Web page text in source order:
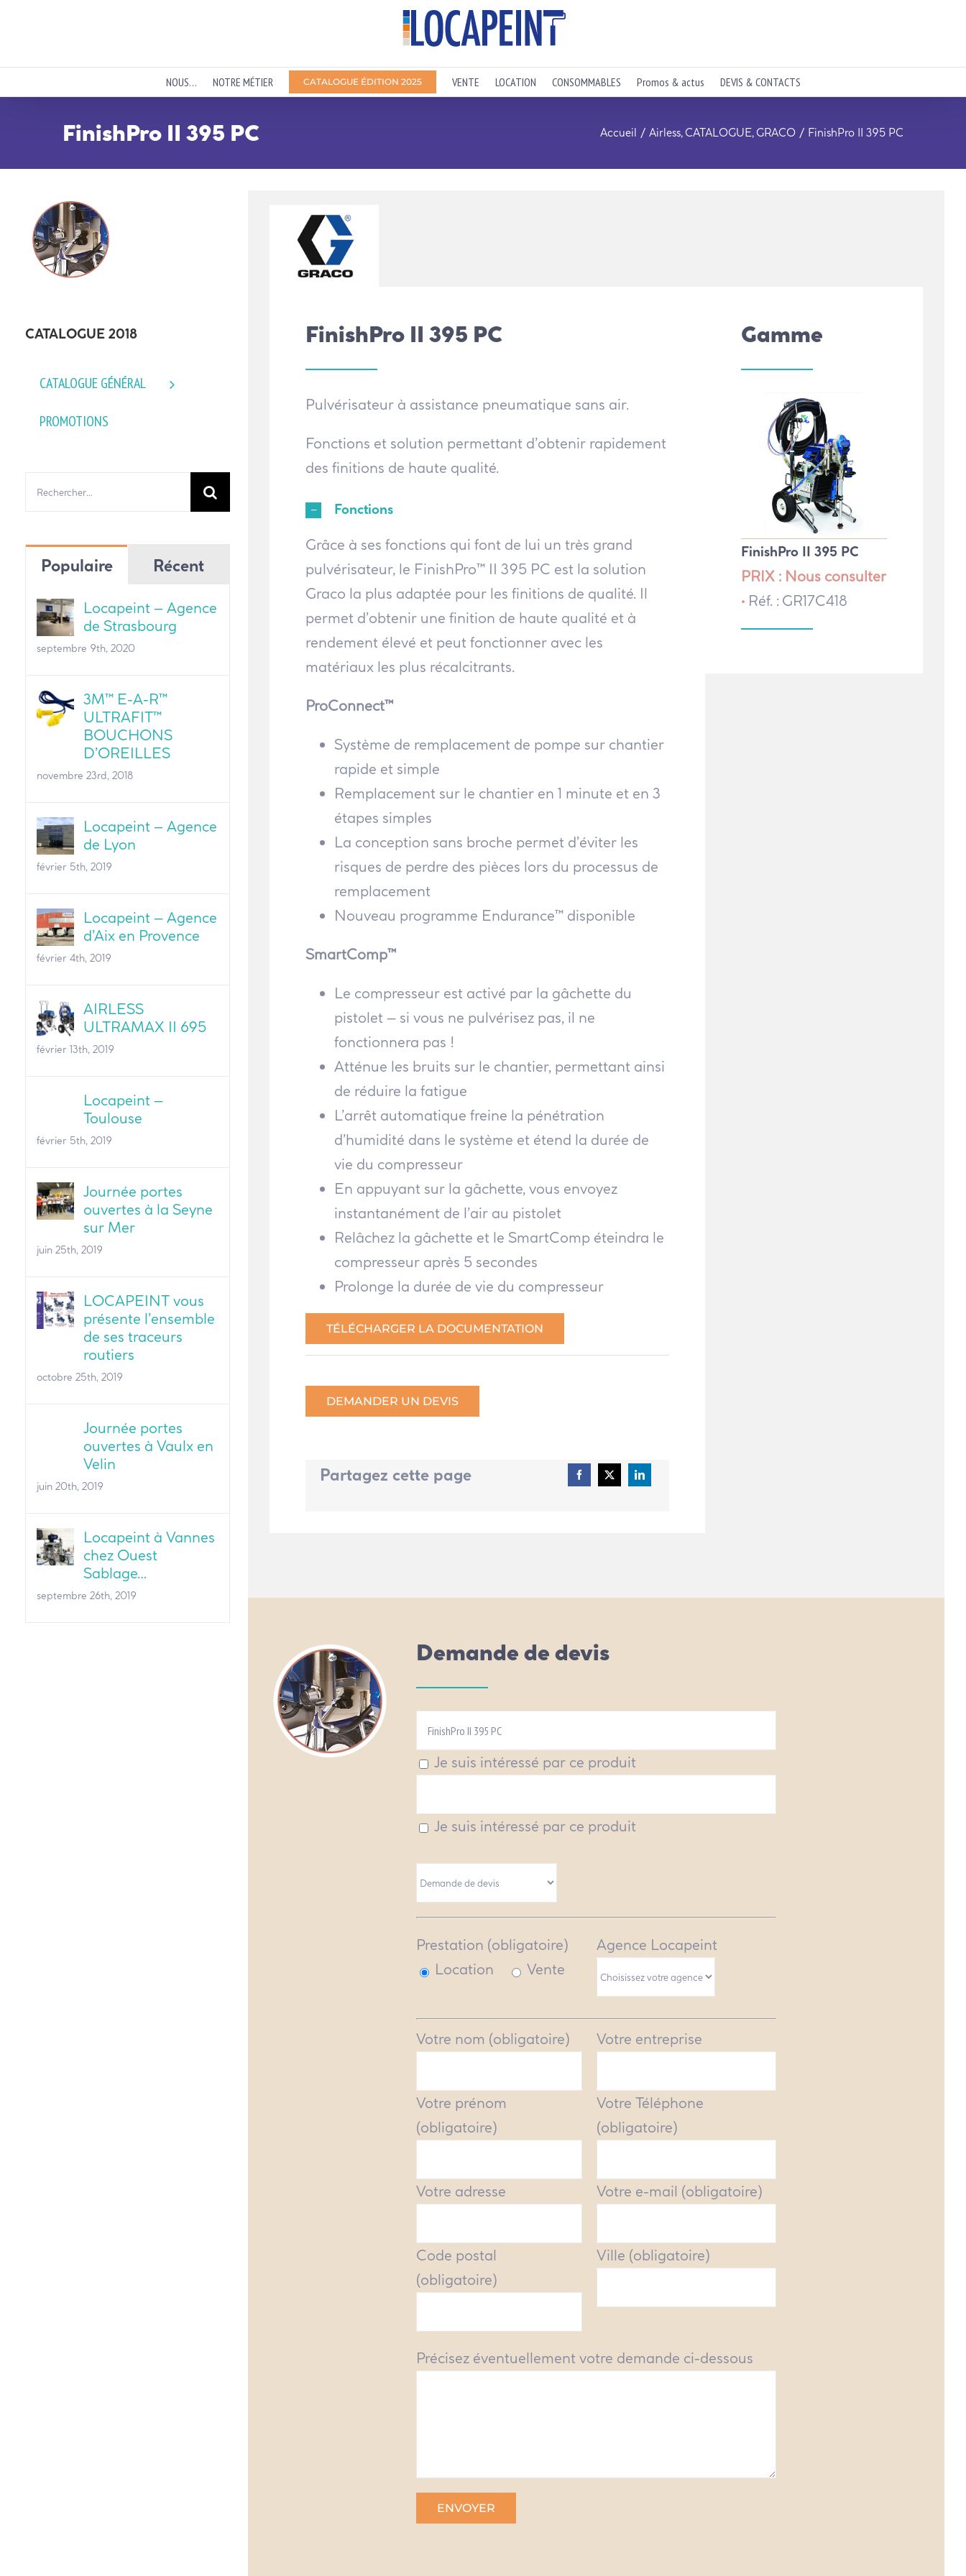
NOUS… NOTRE MÉTIER CATALOGUE ÉDITION 2025 VENTE LOCATION CONSOMMABLES Promos & actus DEVIS & CONTACTS
FinishPro II 395 PC Accueil Airless CATALOGUE GRACO FinishPro II 395 PC
FinishPro II 395 PC
Pulvérisateur à assistance pneumatique sans air.
Fonctions et solution permettant d’obtenir rapidement
des finitions de haute qualité.
Fonctions
Grâce à ses fonctions qui font de lui un très grand
pulvérisateur, le FinishPro™ II 395 PC est la solution
Graco la plus adaptée pour les finitions de qualité. Il
permet d’obtenir une finition de haute qualité et à
rendement élevé et peut fonctionner avec les
matériaux les plus récalcitrants.
ProConnect™
Système de remplacement de pompe sur chantier
rapide et simple
Remplacement sur le chantier en 1 minute et en 3
étapes simples
La conception sans broche permet d’éviter les
risques de perdre des pièces lors du processus de
remplacement
Nouveau programme Endurance™ disponible
SmartComp™
Le compresseur est activé par la gâchette du
pistolet – si vous ne pulvérisez pas, il ne
fonctionnera pas !
Atténue les bruits sur le chantier, permettant ainsi
de réduire la fatigue
L’arrêt automatique freine la pénétration
d’humidité dans le système et étend la durée de
vie du compresseur
En appuyant sur la gâchette, vous envoyez
instantanément de l’air au pistolet
Relâchez la gâchette et le SmartComp éteindra le
compresseur après 5 secondes
Prolonge la durée de vie du compresseur
TÉLÉCHARGER LA DOCUMENTATION
DEMANDER UN DEVIS
Partagez cette page
Gamme
FinishPro II 395 PC
PRIX : Nous consulter
• Réf. : GR17C418
Demande de devis
Je suis intéressé par ce produit
Je suis intéressé par ce produit
Prestation (obligatoire)
Location
Vente
Agence Locapeint
Votre nom (obligatoire)
Votre prénom
(obligatoire)
Votre adresse
Code postal
(obligatoire)
Votre entreprise
Votre Téléphone
(obligatoire)
Votre e-mail (obligatoire)
Ville (obligatoire)
Précisez éventuellement votre demande ci-dessous
CATALOGUE 2018
CATALOGUE GÉNÉRAL
PROMOTIONS
Populaire Récent
Locapeint – Agence
de Strasbourg
septembre 9th, 2020
3M™ E-A-R™
ULTRAFIT™
BOUCHONS
D’OREILLES
novembre 23rd, 2018
Locapeint – Agence
de Lyon
février 5th, 2019
Locapeint – Agence
d’Aix en Provence
février 4th, 2019
AIRLESS
ULTRAMAX II 695
février 13th, 2019
Locapeint –
Toulouse
février 5th, 2019
Journée portes
ouvertes à la Seyne
sur Mer
juin 25th, 2019
LOCAPEINT vous
présente l’ensemble
de ses traceurs
routiers
octobre 25th, 2019
Journée portes
ouvertes à Vaulx en
Velin
juin 20th, 2019
Locapeint à Vannes
chez Ouest
Sablage…
septembre 26th, 2019